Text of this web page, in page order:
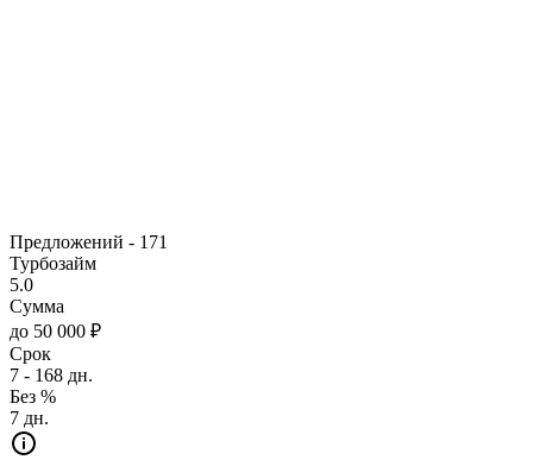
Предложений - 171
Турбозайм
5.0
Сумма
до 50 000 ₽
Срок
7 - 168 дн.
Без %
7 дн.